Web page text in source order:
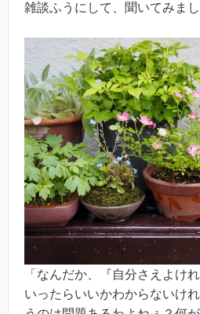
雑談ふうにして、聞いてみまし
「なんだか、『自分さえよけ
いったらいいかわからないけ